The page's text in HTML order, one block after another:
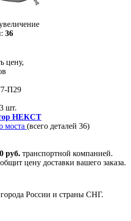
36
цену,
П29
3 шт.
НЕКСТ
моста (всего деталей 36)
руб. транспортной компанией.
цену доставки вашего заказа.
России и страны СНГ.